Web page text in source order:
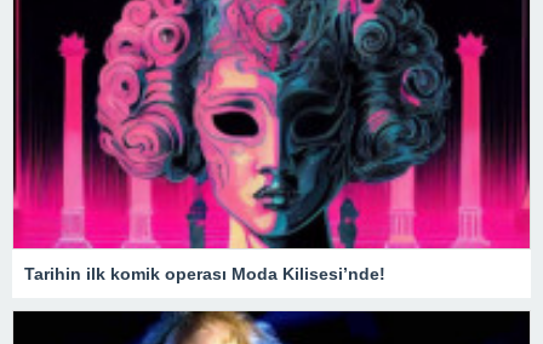
Tarihin ilk komik operası Moda Kilisesi’nde!